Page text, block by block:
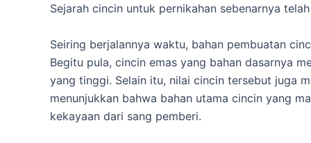
Sejarah cincin untuk pernikahan sebenarnya
Seiring berjalannya waktu, bahan pembuatan
Begitu pula, cincin emas yang bahan dasarnya
yang tinggi. Selain itu, nilai cincin tersebut juga
menunjukkan bahwa bahan utama cincin yang
kekayaan dari sang pemberi.